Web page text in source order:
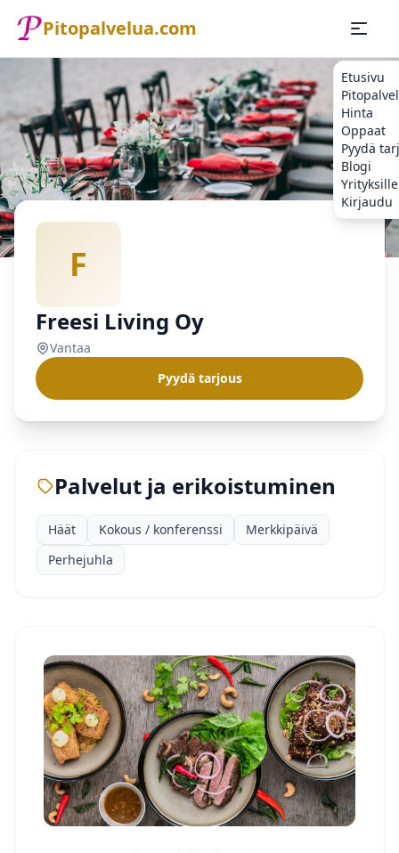
Pitopalvelua.com
Etusivu
Hinta
Oppaat
Pyydä
Blogi
Yrityksille
Kirjaudu
Etusivu
Pitopalvelu
F
Freesi Living Oy
Vantaa
Pyydä tarjous
Palvelut ja erikoistuminen
Häät Kokous / konferenssi
Merkkipäivä
Perhejuhla